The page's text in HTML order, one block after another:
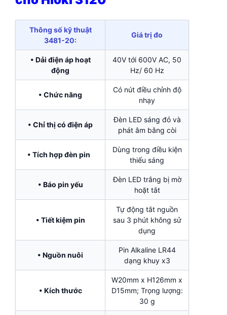
Thông số kỹ thuật
3481-20:
Giá trị đo
• Dải điện áp hoạt
động
40V tới 600V AC, 50
Hz/ 60 Hz
• Chức năng
Có nút điều chỉnh độ
nhạy
• Chỉ thị có điện áp
Đèn LED sáng đỏ và
phát âm bằng còi
• Tích hợp đèn pin
Dùng trong điều kiện
thiếu sáng
• Báo pin yếu
Đèn LED trắng bị mờ
hoặt tắt
• Tiết kiệm pin
Tự động tắt nguồn
sau 3 phút không sử
dụng
• Nguồn nuôi
Pin Alkaline LR44
dạng khuy x3
• Kích thước
W20mm x H126mm x
D15mm; Trọng lượng:
30 g